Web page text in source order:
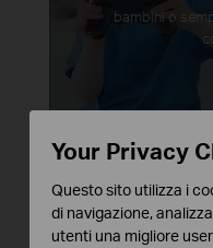
bambini o
Your Privacy
Questo sito utilizza i
di navigazione,
utenti una migliore